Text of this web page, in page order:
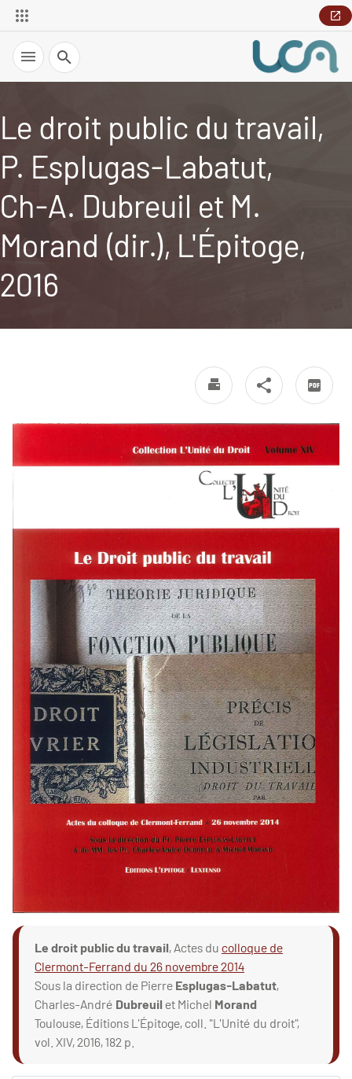
Recherche
Le droit public du travail,
P. Esplugas-Labatut,
Ch-A. Dubreuil et M.
Morand (dir.), L'Épitoge,
2016
Le droit public du travail, Actes du colloque de
Clermont-Ferrand du 26 novembre 2014
Sous la direction de Pierre Esplugas-Labatut,
Charles-André Dubreuil et Michel Morand
Toulouse, Éditions L'Épitoge, coll. "L'Unité du droit",
vol. XIV, 2016, 182 p.